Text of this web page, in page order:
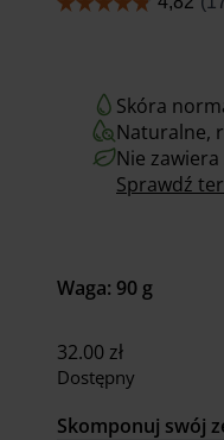
Skóra
Naturalne,
Nie
Sprawdź
Waga: 90 g
32.00 zł
Dostępny
Skomponuj swój